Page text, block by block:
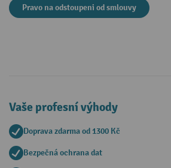
Pravo na odstoupeni od smlouvy
Vaše profesní výhody
Doprava zdarma od 1300 Kč
Bezpečná ochrana dat